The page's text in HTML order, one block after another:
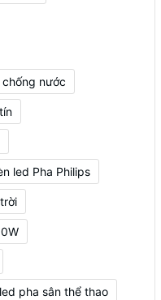
nước
led Pha Philips
pha sân thể thao